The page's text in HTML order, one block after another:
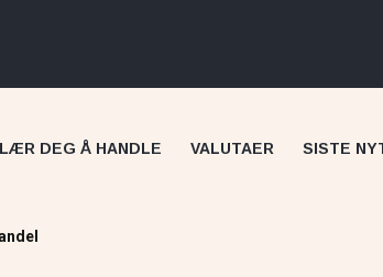
LÆR DEG Å HANDLE VALUTAER SISTE